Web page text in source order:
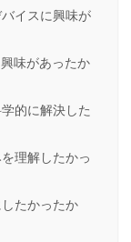
イスに興味が
味があったか
的に解決した
理解したかっ
たかったか